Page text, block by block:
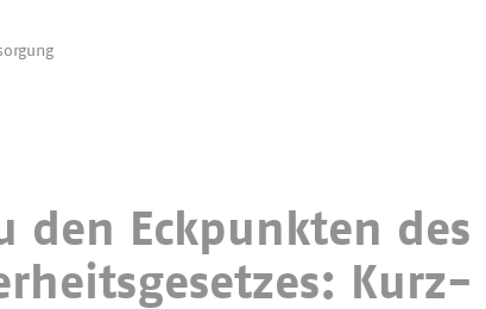
den Eckpunkten des
Kurz-